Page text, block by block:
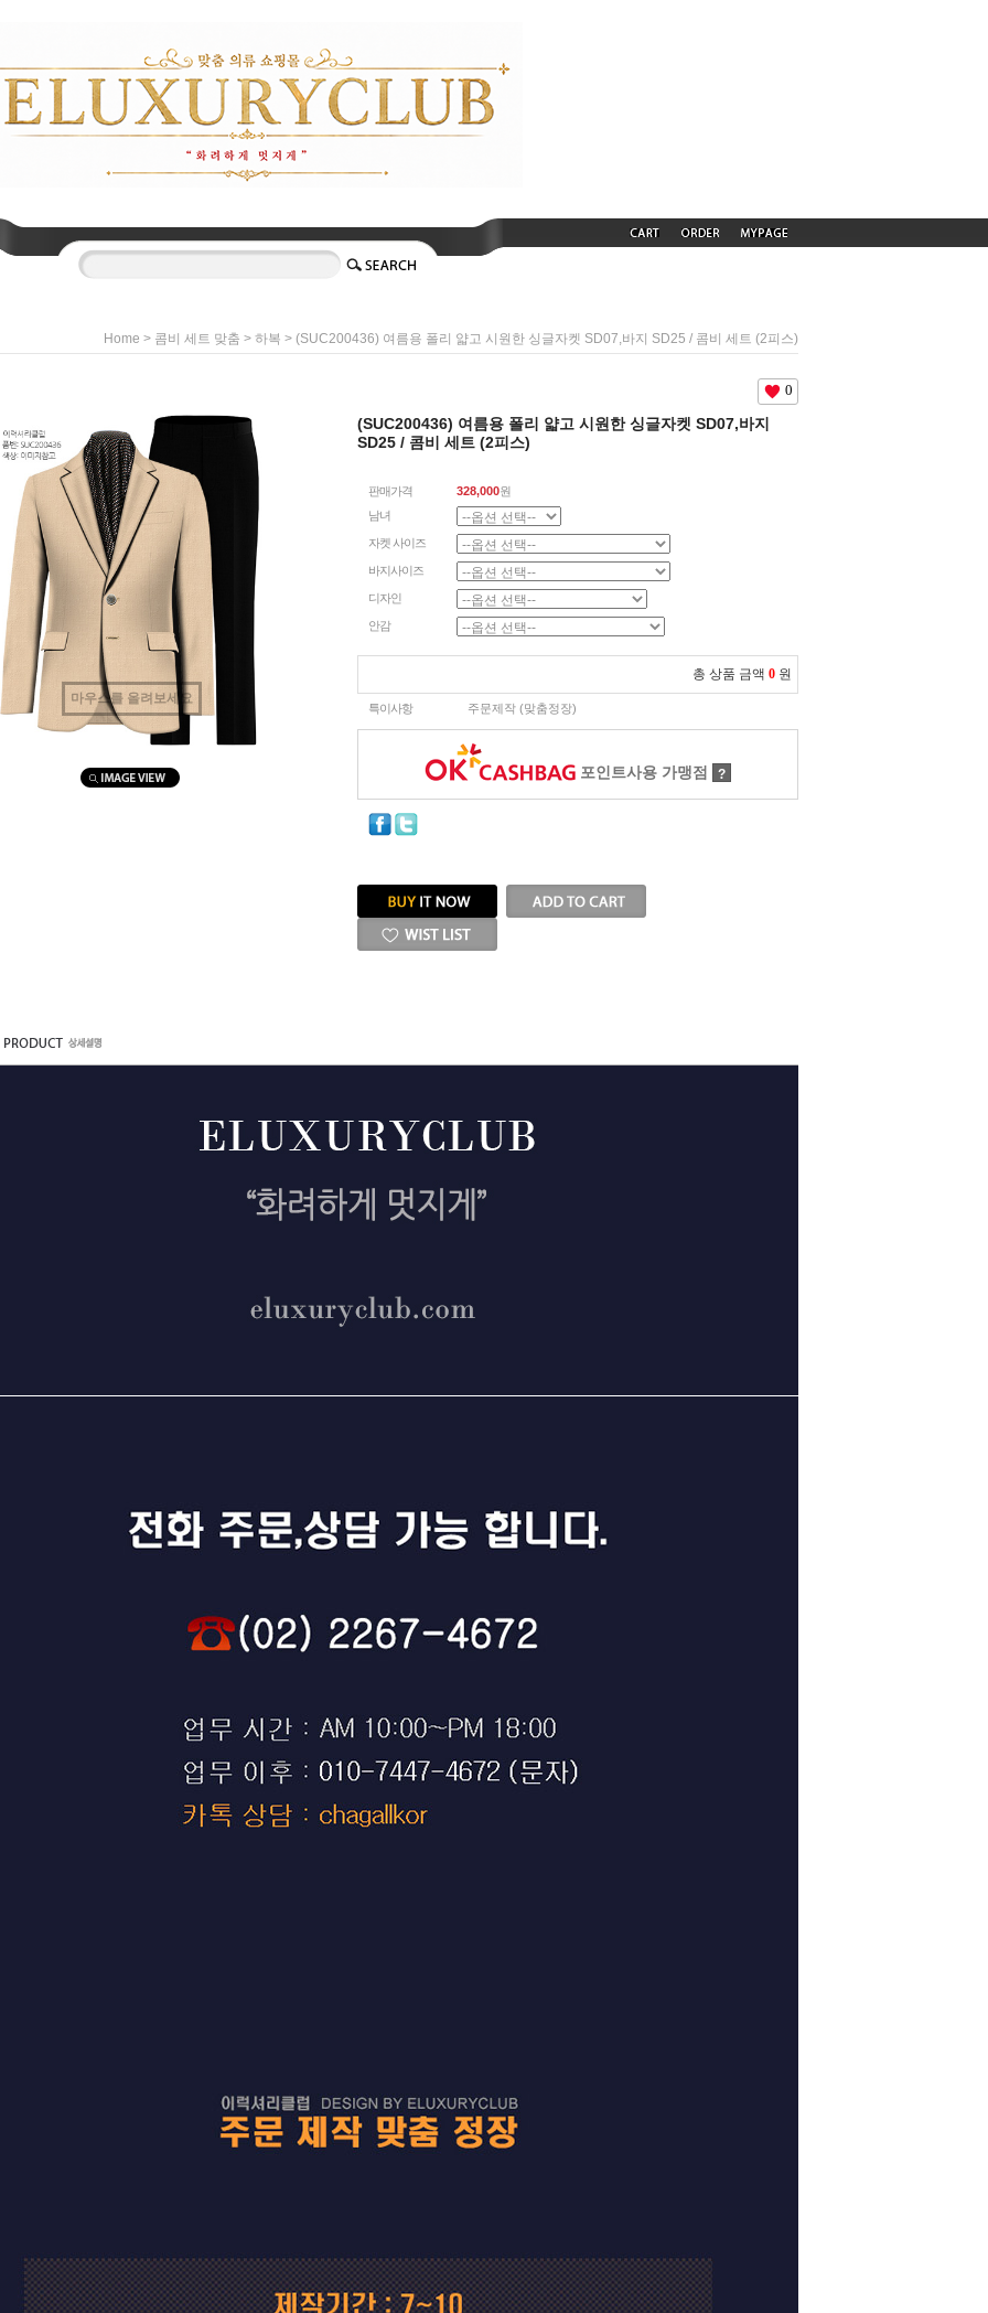
Home > 콤비 세트 맞춤 > 하복 > (SUC200436) 여름용 폴리 얇고 시원한 싱글자켓 SD07,바지 SD25 / 콤비 세트 (2피스)
마우스를 올려보세요
0
(SUC200436) 여름용 폴리 얇고 시원한 싱글자켓 SD07,바지
SD25 / 콤비 세트 (2피스)
판매가격 328,000원
남녀
자켓 사이즈
바지사이즈
디자인
안감
총 상품 금액 0 원
특이사항 주문제작 (맞춤정장)
포인트사용 가맹점 ?